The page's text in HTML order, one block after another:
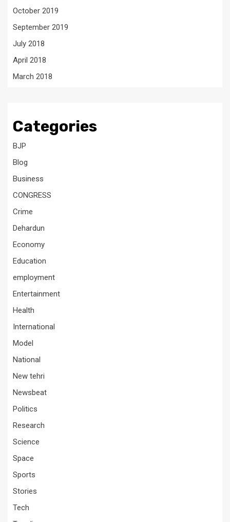
October 2019
September 2019
July 2018
April 2018
March 2018
Categories
BJP
Blog
Business
CONGRESS
Crime
Dehardun
Economy
Education
employment
Entertainment
Health
International
Model
National
New tehri
Newsbeat
Politics
Research
Science
Space
Sports
Stories
Tech